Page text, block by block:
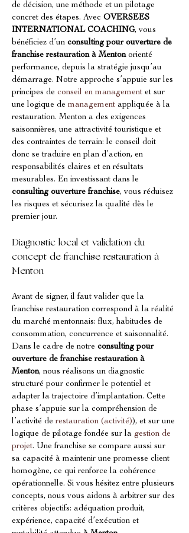
de décision, une méthode et un pilotage
concret des étapes. Avec OVERSEES
INTERNATIONAL COACHING, vous
bénéficiez d’un consulting pour ouverture de
franchise restauration à Menton orienté
performance, depuis la stratégie jusqu’au
démarrage. Notre approche s’appuie sur les
principes de conseil en management et sur
une logique de management appliquée à la
restauration. Menton a des exigences
saisonnières, une attractivité touristique et
des contraintes de terrain: le conseil doit
donc se traduire en plan d’action, en
responsabilités claires et en résultats
mesurables. En investissant dans le
consulting ouverture franchise, vous réduisez
les risques et sécurisez la qualité dès le
premier jour.
Diagnostic local et validation du
concept de franchise restauration à
Menton
Avant de signer, il faut valider que la
franchise restauration correspond à la réalité
du marché mentonnais: flux, habitudes de
consommation, concurrence et saisonnalité.
Dans le cadre de notre consulting pour
ouverture de franchise restauration à
Menton, nous réalisons un diagnostic
structuré pour confirmer le potentiel et
adapter la trajectoire d’implantation. Cette
phase s’appuie sur la compréhension de
l’activité de restauration (activité)), et sur une
logique de pilotage fondée sur la gestion de
projet. Une franchise se compare aussi sur
sa capacité à maintenir une promesse client
homogène, ce qui renforce la cohérence
opérationnelle. Si vous hésitez entre plusieurs
concepts, nous vous aidons à arbitrer sur des
critères objectifs: adéquation produit,
expérience, capacité d’exécution et